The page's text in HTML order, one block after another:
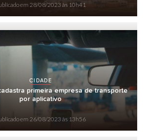
em 28/08/2023 às 10h41
CIDADE
primeira empresa de transporte
por aplicativo
em 26/08/2023 às 13h56